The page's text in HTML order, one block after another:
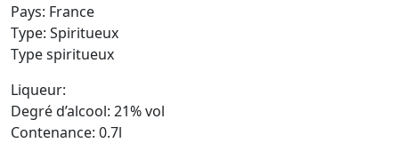
Pays: France
Type: Spiritueux
Type spiritueux
Liqueur:
Degré d’alcool: 21% vol
Contenance: 0.7l